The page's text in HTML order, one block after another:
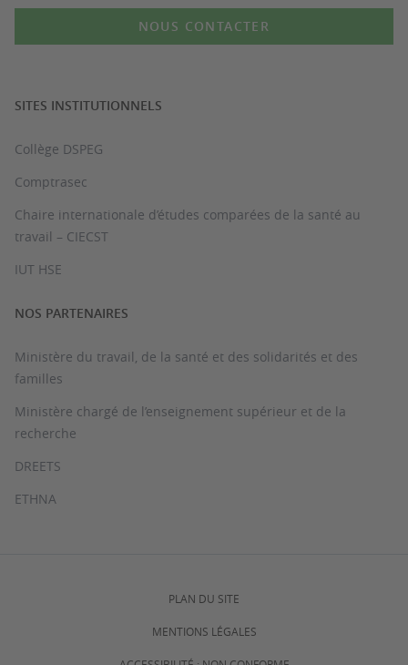
NOUS CONTACTER
SITES INSTITUTIONNELS
Collège DSPEG
Comptrasec
Chaire internationale d’études comparées de la santé au
travail – CIECST
IUT HSE
NOS PARTENAIRES
Ministère du travail, de la santé et des solidarités et des
familles
Ministère chargé de l’enseignement supérieur et de la
recherche
DREETS
ETHNA
PLAN DU SITE
MENTIONS LÉGALES